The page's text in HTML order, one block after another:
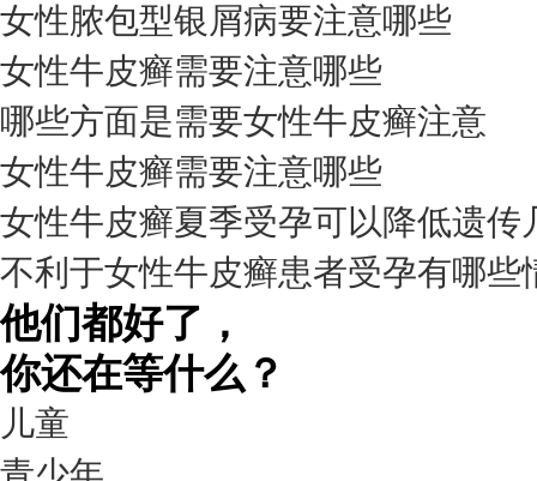
我要咨询我要预约
擅长： 杨成平 互联网门诊主任【医生简介】 毕业于长江...[详情]
预约量
6821
疗效满意
98%
女性脓包型银屑病要注意哪些
女性牛皮癣需要注意哪些
哪些方面是需要女性牛皮癣注意
女性牛皮癣需要注意哪些
女性牛皮癣夏季受孕可以降低遗传
不利于女性牛皮癣患者受孕有哪些
他们都好了，
你还在等什么？
儿童